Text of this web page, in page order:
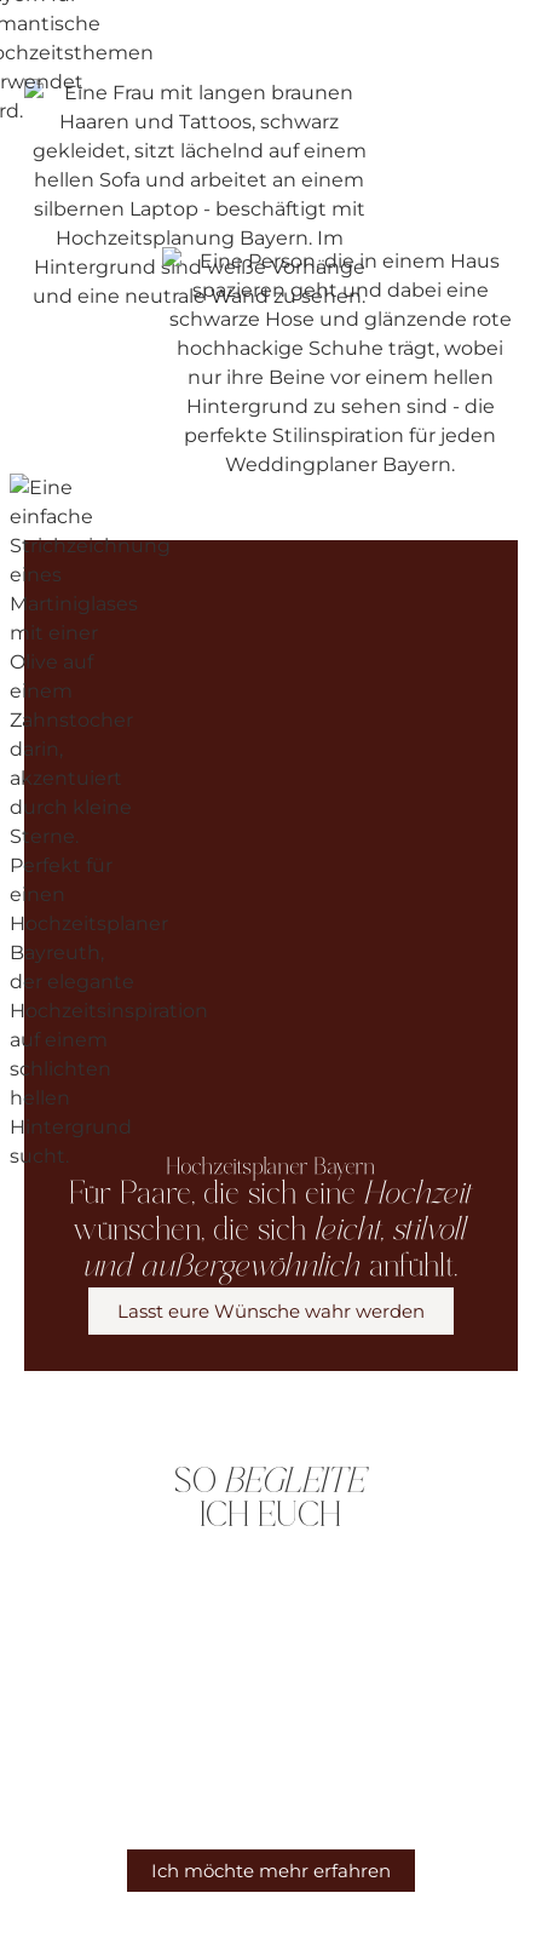
Hochzeitsplaner Bayern
Für Paare, die sich eineHochzeit
wünschen, die sich leicht, stilvoll
und außergewöhnlich anfühlt.
Lasst eure Wünsche wahr werden
SOBEGLEITE
ICH EUCH
Ich möchte mehr erfahren